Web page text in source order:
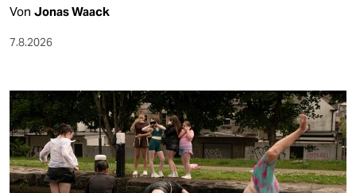
Von Jonas Waack
7.8.2026